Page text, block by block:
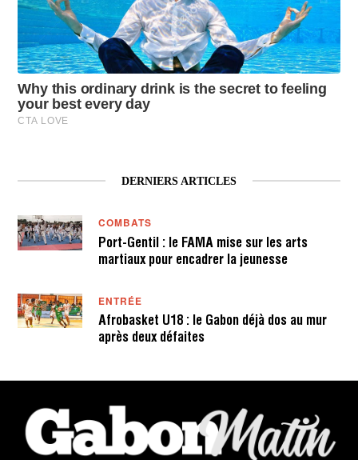
DERNIERS ARTICLES
COMBATS
Port-Gentil : le FAMA mise sur les arts
martiaux pour encadrer la jeunesse
ENTRÉE
Afrobasket U18 : le Gabon déjà dos au mur
après deux défaites